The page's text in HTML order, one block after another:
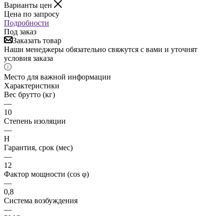
Варианты цен
Цена по запросу
Подробности
Под заказ
Заказать товар
Наши менеджеры обязательно свяжутся с вами и уточнят
условия заказа
Место для важной информации
Характеристики
Вес брутто (кг)
—
10
Степень изоляции
—
Н
Гарантия, срок (мес)
—
12
Фактор мощности (cos φ)
—
0,8
Система возбуждения
—